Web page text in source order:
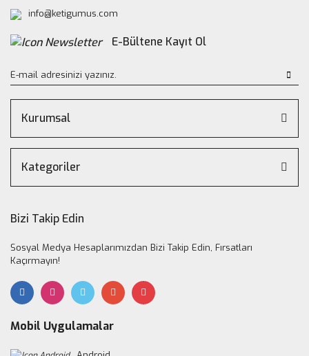
info@ketigumus.com
E-Bültene Kayıt Ol
Kurumsal
Kategoriler
Bizi Takip Edin
Sosyal Medya Hesaplarımızdan Bizi Takip Edin, Fırsatları
Kaçırmayın!
Mobil Uygulamalar